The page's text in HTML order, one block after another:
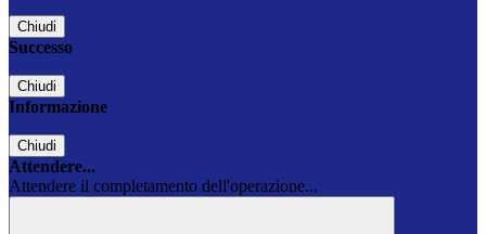
Chiudi
Successo
Chiudi
Informazione
Chiudi
Attendere...
Attendere il completamento dell'operazione...